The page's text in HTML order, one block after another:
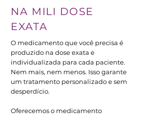
NA MILI DOSE
EXATA
O medicamento que você precisa é
produzido na dose exata e
individualizada para cada paciente.
Nem mais, nem menos. Isso garante
um tratamento personalizado e sem
desperdício.
Oferecemos o medicamento